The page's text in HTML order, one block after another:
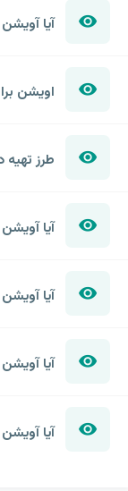
آیا
اویشن
طرز
آیا
آیا
آیا
آیا